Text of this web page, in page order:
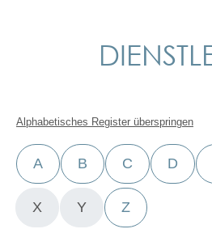
Alphabetisches Register überspringen
A B C D
X Y Z